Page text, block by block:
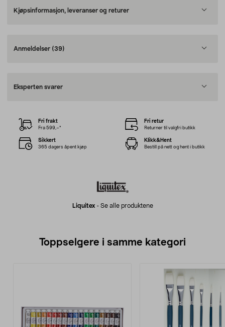
Kjøpsinformasjon, leveranser og returer
Anmeldelser (39)
Eksperten svarer
Liquitex- Se alle produktene
Fri frakt
Fra 599,–*
Fri retur
Returner til valgfri butikk
Sikkert
365 dagers åpent kjøp
Klikk&Hent
Bestill på nett og hent i butikk
Toppselgere i samme kategori